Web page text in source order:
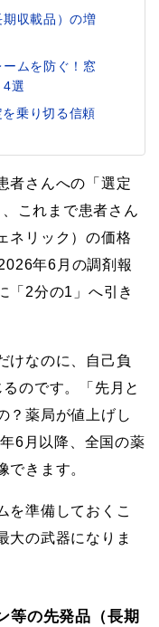
収載品）の増
ムを防ぐ！窓
4選
乗り切る信頼
者さんへの「選定
これまで患者さん
ネリック）の価格
年6月の調剤報
「2分の1」へ引き
けなのに、自己負
のです。「先月と
？薬局が値上げし
6月以降、全国の薬
できます。
を準備しておくこ
大の武器になりま
等の先発品（長期